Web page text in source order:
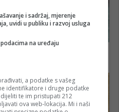
i sadržaj, mjerenje
uvidi u publiku i razvoj usluga
na uređaju
a podatke s vašeg
identifikatore i druge podatke
te im pristupati 212
ova web-lokacija. Mi i naši